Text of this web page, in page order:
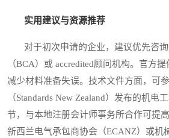
实用建议与资源推荐
对于初次申请的企业，建议优先咨询
（BCA）或 accredited顾问机构。官方
减少材料准备失误。技术文件方面，可
（Standards New Zealand）发布的机电
节，与本地注册会计师事务所合作可提
新西兰电气承包商协会（ECANZ）或机